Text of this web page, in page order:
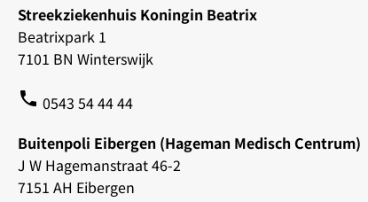
Streekziekenhuis Koningin Beatrix
Beatrixpark 1
7101 BN Winterswijk
phone 0543 54 44 44
Buitenpoli Eibergen (Hageman Medisch Centrum)
J W Hagemanstraat 46-2
7151 AH Eibergen